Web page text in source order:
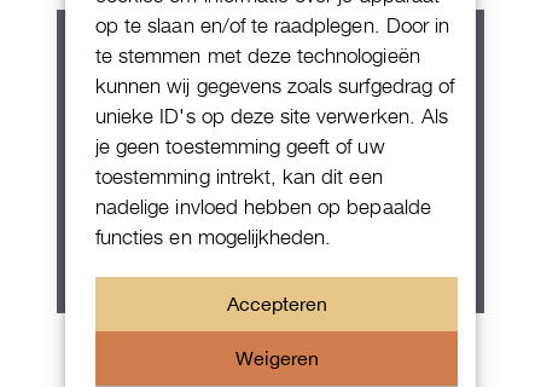
op te slaan en/of te raadplegen. Door in
te stemmen met deze technologieën
kunnen wij gegevens zoals surfgedrag of
unieke ID's op deze site verwerken. Als
je geen toestemming geeft of uw
toestemming intrekt, kan dit een
nadelige invloed hebben op bepaalde
functies en mogelijkheden.
Accepteren
Weigeren
Rolex Oyster Perpetual 36